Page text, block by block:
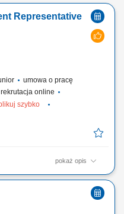
Representative
umowa o pracę
rekrutacja online
szybko
pokaż opis
brand knowledge to close a
knowledge with customers
all sales opportunities;